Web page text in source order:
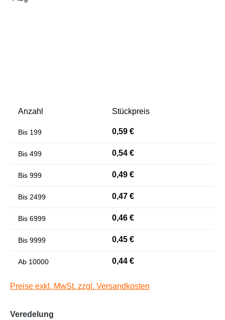
Anzahl Stückpreis
Bis 199 0,59 €
Bis 499 0,54 €
Bis 999 0,49 €
Bis 2499 0,47 €
Bis 6999 0,46 €
Bis 9999 0,45 €
Ab 10000 0,44 €
Preise exkl. MwSt. zzgl. Versandkosten
Veredelung
Farben invertieren
Niedrige Sättigung